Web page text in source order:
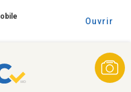
Ouvrir